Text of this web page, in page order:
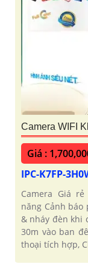
Camera WIFI
Giá :
IPC-K7FP-
Camera Giá rẻ
năng Cảnh báo
& nháy đèn khi
30m vào ban
thoại tích hợp,